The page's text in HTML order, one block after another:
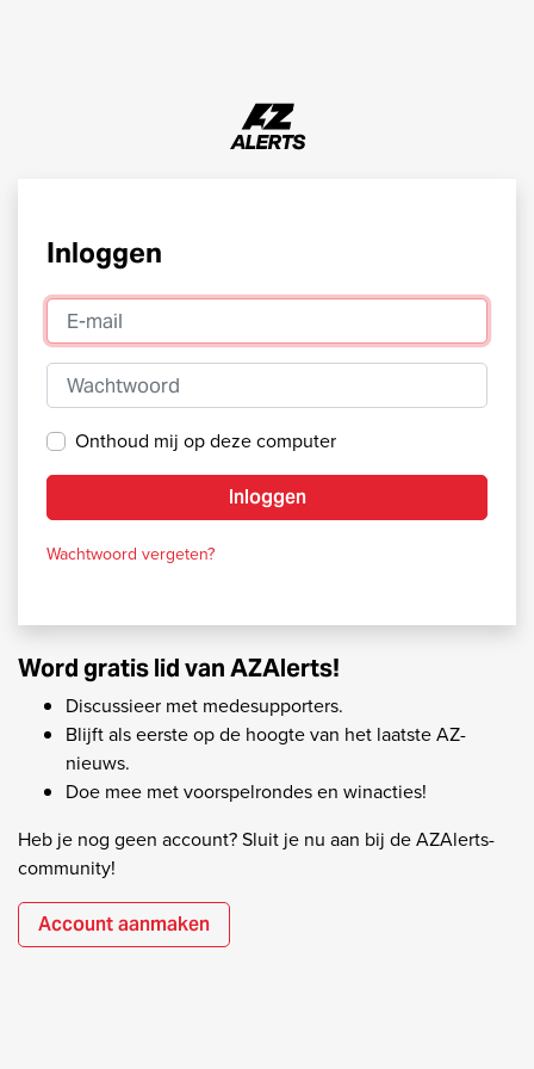
Inloggen
E-mail
Wachtwoord
Onthoud mij op deze computer
Inloggen
Wachtwoord vergeten?
Word gratis lid van AZAlerts!
Discussieer met medesupporters.
Blijft als eerste op de hoogte van het laatste AZ-
nieuws.
Doe mee met voorspelrondes en winacties!
Heb je nog geen account? Sluit je nu aan bij de AZAlerts-
community!
Account aanmaken